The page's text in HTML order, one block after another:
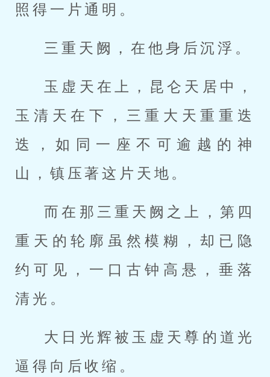
照得一片通明。
三重天阙，在他身后沉浮。
玉虚天在上，昆仑天居中，
玉清天在下，三重大天重重迭
迭，如同一座不可逾越的神
山，镇压著这片天地。
而在那三重天阙之上，第四
重天的轮廓虽然模糊，却已隐
约可见，一口古钟高悬，垂落
清光。
大日光辉被玉虚天尊的道光
逼得向后收缩。